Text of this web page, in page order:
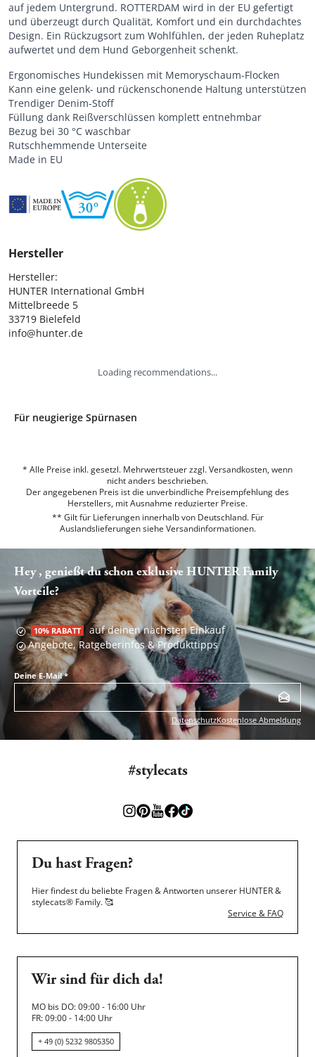
auf jedem Untergrund. ROTTERDAM wird in der EU gefertigt
und überzeugt durch Qualität, Komfort und ein durchdachtes
Design. Ein Rückzugsort zum Wohlfühlen, der jeden Ruheplatz
aufwertet und dem Hund Geborgenheit schenkt.
Ergonomisches Hundekissen mit Memoryschaum-Flocken
Kann eine gelenk- und rückenschonende Haltung unterstützen
Trendiger Denim-Stoff
Füllung dank Reißverschlüssen komplett entnehmbar
Bezug bei 30 °C waschbar
Rutschhemmende Unterseite
Made in EU
Hersteller
Hersteller:
HUNTER International GmbH
Mittelbreede 5
33719 Bielefeld
info@hunter.de
Loading recommendations...
Für neugierige Spürnasen
* Alle Preise inkl. gesetzl. Mehrwertsteuer zzgl. Versandkosten, wenn
nicht anders beschrieben.
Der angegebenen Preis ist die unverbindliche Preisempfehlung des
Herstellers, mit Ausnahme reduzierter Preise.
** Gilt für Lieferungen innerhalb von Deutschland. Für
Auslandslieferungen siehe Versandinformationen.
Hey , genießt du schon exklusive HUNTER Family
Vorteile?
10% RABATT auf deinen nächsten Einkauf
Angebote, Ratgeberinfos & Produkttipps
Deine E-Mail*
DatenschutzKostenlose Abmeldung
#stylecats
Du hast Fragen?
Hier findest du beliebte Fragen & Antworten unserer HUNTER &
stylecats® Family.🥰
Service & FAQ
Wir sind für dich da!
MO bis DO: 09:00 - 16:00 Uhr
FR: 09:00 - 14:00 Uhr
+ 49 (0) 5232 9805350